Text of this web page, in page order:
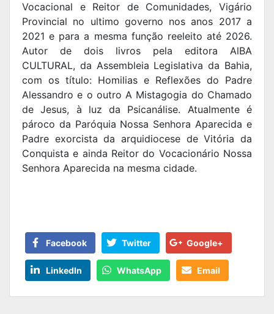
Vocacional e Reitor de Comunidades, Vigário
Provincial no ultimo governo nos anos 2017 a
2021 e para a mesma função reeleito até 2026.
Autor de dois livros pela editora AlBA
CULTURAL, da Assembleia Legislativa da Bahia,
com os título: Homilias e Reflexões do Padre
Alessandro e o outro A Mistagogia do Chamado
de Jesus, à luz da Psicanálise. Atualmente é
pároco da Paróquia Nossa Senhora Aparecida e
Padre exorcista da arquidiocese de Vitória da
Conquista e ainda Reitor do Vocacionário Nossa
Senhora Aparecida na mesma cidade.
Facebook Twitter Google+
LinkedIn WhatsApp Email